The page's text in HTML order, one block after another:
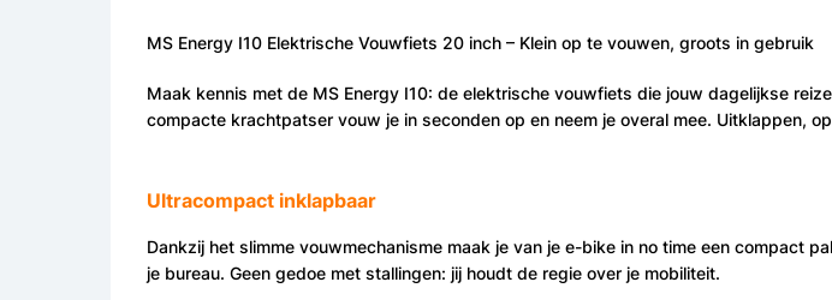
MS Energy I10 Elektrische Vouwfiets 20 inch – Klein op te vouwen, groots in gebruik
Maak kennis met de MS Energy I10: de elektrische vouwfiets die jouw dagelijkse
compacte krachtpatser vouw je in seconden op en neem je overal mee. Uitklappen,
Ultracompact inklapbaar
Dankzij het slimme vouwmechanisme maak je van je e-bike in no time een compact
je bureau. Geen gedoe met stallingen: jij houdt de regie over je mobiliteit.